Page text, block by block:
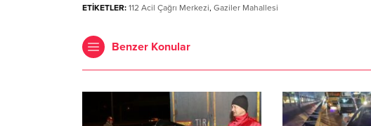
ETİKETLER: 112 Acil Çağrı Merkezi, Gaziler Mahallesi
Benzer Konular